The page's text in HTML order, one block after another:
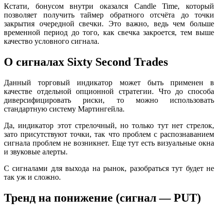
Кстати, бонусом внутри оказался Candle Time, который
позволяет получить таймер обратного отсчёта до точки
закрытия очередной свечки. Это важно, ведь чем больше
временной период до того, как свечка закроется, тем выше
качество условного сигнала.
О сигналах Sixty Second Trades
Данный торговый индикатор может быть применен в
качестве отдельной опционной стратегии. Что до способа
диверсифицировать риски, то можно использовать
стандартную систему Мартингейла.
Да, индикатор этот стрелочный, но только тут нет стрелок,
зато присутствуют точки, так что проблем с распознаванием
сигнала проблем не возникнет. Еще тут есть визуальные окна
и звуковые алерты.
С сигналами для выхода на рынок, разобраться тут будет не
так уж и сложно.
Тренд на понижение (сигнал — PUT)